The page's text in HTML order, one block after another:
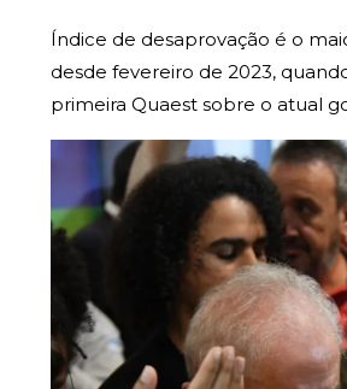
Índice de desaprovação é o
desde fevereiro de 2023,
primeira Quaest sobre o atual